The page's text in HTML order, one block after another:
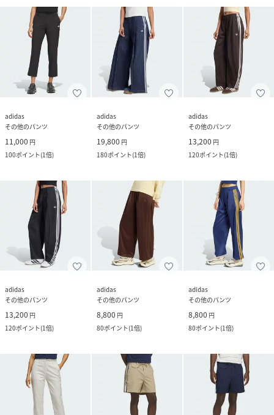
adidas
その他のパンツ
11,000 円
100ポイント(1倍)
adidas
その他のパンツ
19,800 円
180ポイント(1倍)
adidas
その他のパンツ
13,200 円
120ポイント(1倍)
adidas
その他のパンツ
13,200 円
120ポイント(1倍)
adidas
その他のパンツ
8,800 円
80ポイント(1倍)
adidas
その他のパンツ
8,800 円
80ポイント(1倍)